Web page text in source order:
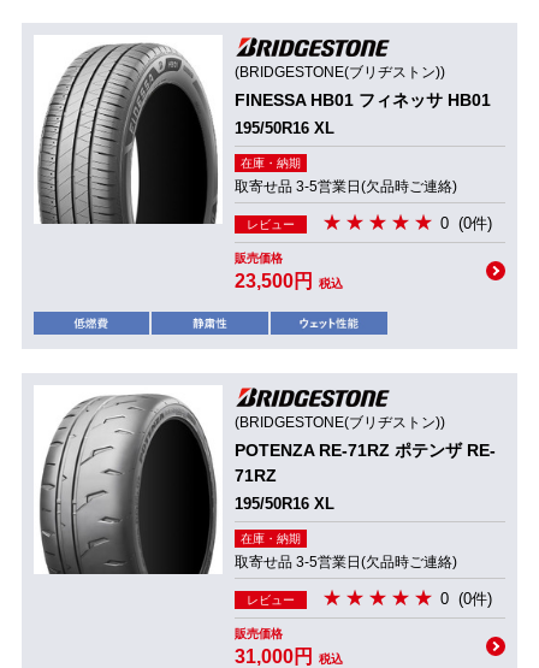
(BRIDGESTONE(ブリヂストン))
FINESSA HB01 フィネッサ HB01
195/50R16 XL
在庫・納期
取寄せ品 3-5営業日(欠品時ご連絡)
レビュー 0 (0件)
販売価格
23,500円 税込
(BRIDGESTONE(ブリヂストン))
POTENZA RE-71RZ ポテンザ RE-
71RZ
195/50R16 XL
在庫・納期
取寄せ品 3-5営業日(欠品時ご連絡)
レビュー 0 (0件)
販売価格
31,000円 税込